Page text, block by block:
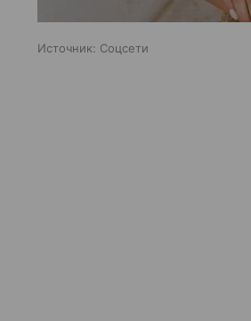
Источник: Соцсети